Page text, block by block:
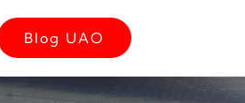
Blog UAO